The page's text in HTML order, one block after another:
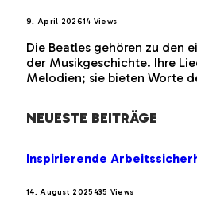
9. April 202614 Views
Die Beatles gehören zu den
der Musikgeschichte. Ihre
Melodien; sie bieten Worte
NEUESTE BEITRÄGE
Inspirierende
14. August 2025435 Views